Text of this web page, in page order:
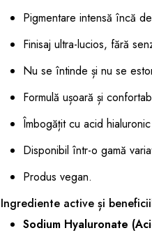
Pigmentare intensă încă
Finisaj ultra-lucios, fără
Nu se întinde și nu se
Formulă ușoară și
Îmbogățit cu acid
Disponibil într-o gamă
Produs vegan.
Ingrediente active și
Sodium Hyaluronate